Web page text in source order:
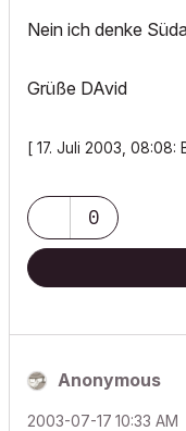
Nein ich denke
Grüße DAvid
[ 17. Juli 2003, 08:08:
0
Anonymous
‎2003-07-17 10:33 AM